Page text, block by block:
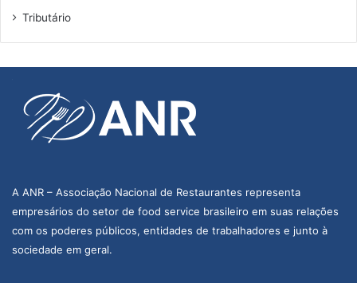
Tributário
A ANR – Associação Nacional de Restaurantes representa
empresários do setor de food service brasileiro em suas relações
com os poderes públicos, entidades de trabalhadores e junto à
sociedade em geral.